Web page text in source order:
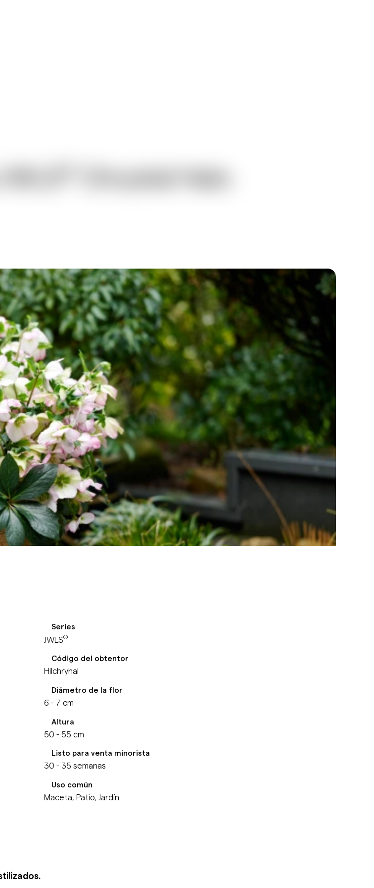
Chrystal Halo
Series
JWLS®
Código del obtentor
Hilchryhal
Diámetro de la flor
6 - 7 cm
Altura
50 - 55 cm
Listo para venta minorista
30 - 35 semanas
Uso común
Maceta, Patio, Jardín